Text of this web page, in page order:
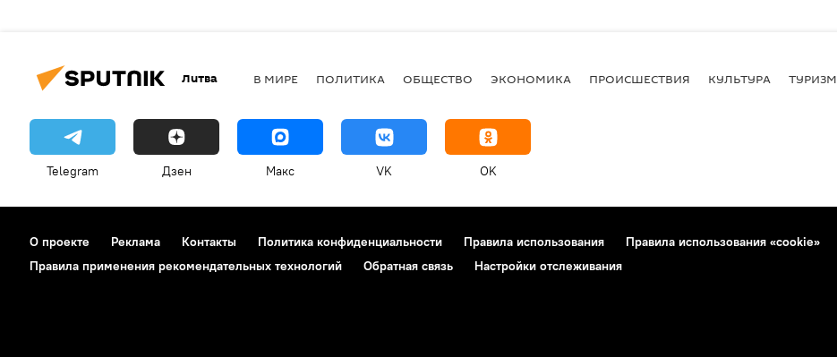
Литва В МИРЕ ПОЛИТИКА ОБЩЕСТВО ЭКОНОМИКА ПРОИСШЕСТВИЯ КУЛЬТУРА ТУРИЗМ
Telegram Дзен Макс VK OK
О проекте Реклама Контакты Политика конфиденциальности Правила использования
Правила использования «cookie»
Правила применения рекомендательных технологий
Обратная связь Настройки отслеживания